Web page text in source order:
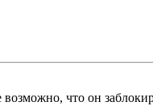
что он